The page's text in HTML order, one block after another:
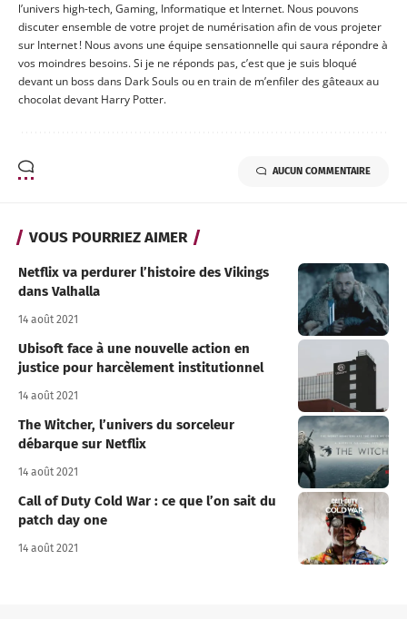
l’univers high-tech, Gaming, Informatique et Internet. Nous pouvons
discuter ensemble de votre projet de numérisation afin de vous projeter
sur Internet ! Nous avons une équipe sensationnelle qui saura répondre à
vos moindres besoins. Si je ne réponds pas, c’est que je suis bloqué
devant un boss dans Dark Souls ou en train de m’enfiler des gâteaux au
chocolat devant Harry Potter.
AUCUN COMMENTAIRE
VOUS POURRIEZ AIMER
Netflix va perdurer l’histoire des Vikings
dans Valhalla
14 août 2021
Ubisoft face à une nouvelle action en
justice pour harcèlement institutionnel
14 août 2021
The Witcher, l’univers du sorceleur
débarque sur Netflix
14 août 2021
Call of Duty Cold War : ce que l’on sait du
patch day one
14 août 2021